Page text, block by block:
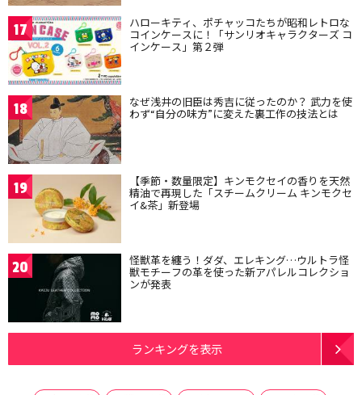
17 ハローキティ、ポチャッコたちが昭和レトロな
コインケースに！「サンリオキャラクターズ コ
インケース」第２弾
18 なぜ浅井の旧臣は秀吉に従ったのか？ 武力を使
わず“自分の味方”に変えた裏工作の技法とは
19 【季節・数量限定】キンモクセイの香りを天然
精油で再現した「スチームクリーム キンモクセ
イ&茶」新登場
20 怪獣革を纏う！ダダ、エレキング…ウルトラ怪
獣モチーフの革を使った新アパレルコレクショ
ンが発表
ランキングを表示